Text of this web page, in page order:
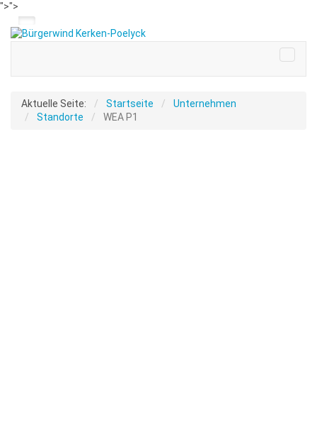
">">
Aktuelle Seite: Startseite
Unternehmen
Standorte
WEA P1